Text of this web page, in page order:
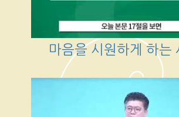
마음을 시원하게 하는